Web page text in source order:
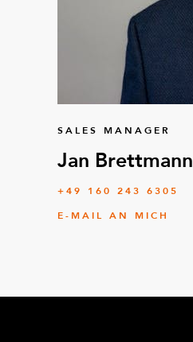
SALES MANAGER
Jan Brettmann
+49 160 243 6305
E-MAIL AN MICH